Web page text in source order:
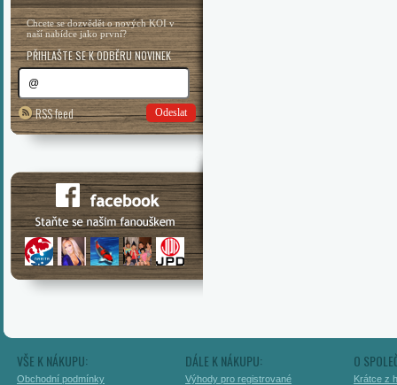
Chcete se dozvědět o nových KOI v
naší nabídce jako první?
PŘIHLAŠTE SE K ODBĚRU NOVINEK
RSS feed Odeslat
VŠE K NÁKUPU:
Obchodní podmínky
DÁLE K NÁKUPU:
Výhody pro registrované
O
Krátce z